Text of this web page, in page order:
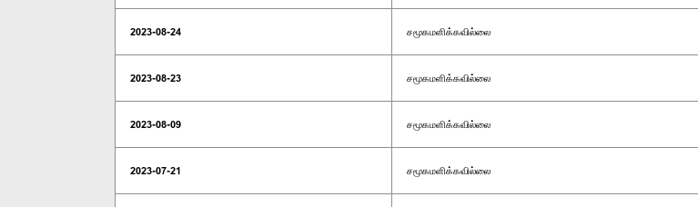
2023-08-24 சமூகமளிக்கவில்லை
2023-08-23 சமூகமளிக்கவில்லை
2023-08-09 சமூகமளிக்கவில்லை
2023-07-21 சமூகமளிக்கவில்லை